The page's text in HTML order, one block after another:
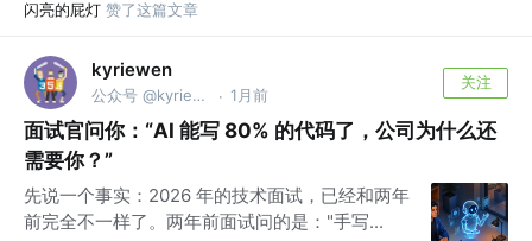
闪亮的屁灯 赞了这篇文章
kyriewen
公众号 @kyriewen11 · 1月前
关注
面试官问你：“AI 能写 80% 的代码了，公司为什么还
需要你？”
先说一个事实：2026 年的技术面试，已经和两年
前完全不一样了。两年前面试问的是："手写...